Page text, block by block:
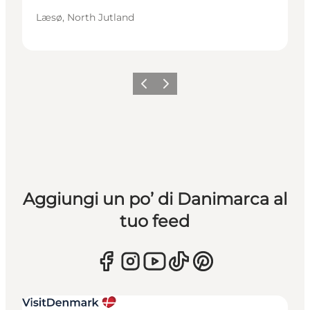
Læsø, North Jutland
Precedente
Avanti
Aggiungi un po’ di Danimarca al
tuo feed